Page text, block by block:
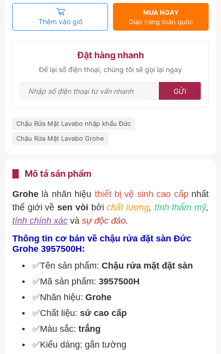
Thêm vào giỏ
MUA NGAY
Giao hàng toàn quốc
Đặt hàng nhanh
Để lại số điện thoại, chúng tôi sẽ gọi lại ngay
GỬI
Chậu Rửa Mặt Lavabo nhập khẩu Đức
Chậu Rửa Mặt Lavabo Grohe
Mô tả sản phẩm
Grohe là nhãn hiệu thiết bị vệ sinh cao cấpnhất
thế giới vềsen vòi bởichất lượng, tính thẩm mỹ,
tính chính xác và sự độc đáo.
Thông tin cơ bản về chậu rửa đặt sàn Đức
Grohe 3957500H:
✅Tên sản phẩm: Chậu rửa mặt đặt sàn
✅Mã sản phẩm: 3957500H
✅Nhãn hiệu: Grohe
✅Chất liệu: sứ cao cấp
✅Màu sắc: trắng
✅Kiểu dáng: gắn tường